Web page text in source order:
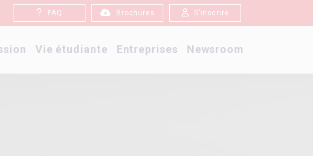
FAQ Brochures S’inscrire
Vie étudiante Entreprises Newsroom